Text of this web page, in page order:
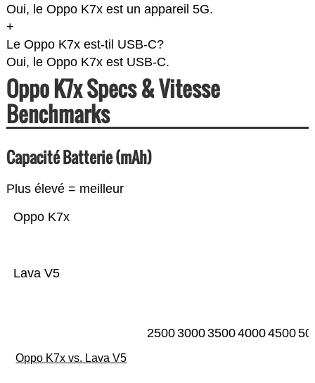
Oui, le Oppo K7x est un appareil 5G.
+
Le Oppo K7x est-til USB-C?
Oui, le Oppo K7x est USB-C.
Oppo K7x Specs & Vitesse
Benchmarks
Capacité Batterie (mAh)
Plus élevé = meilleur
Lava V5
Oppo K7x
25003000350040004500
Oppo K7x vs. Lava V5